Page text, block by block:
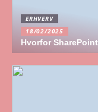
ERHVERV
18/02/2025
Hvorfor